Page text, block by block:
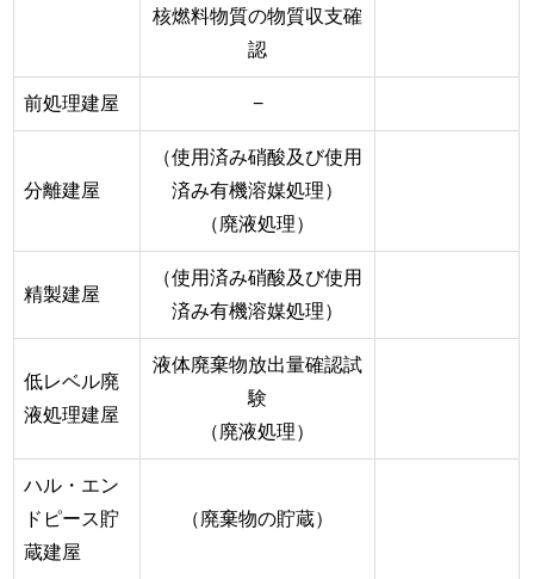
核燃料物質の物質収支確
認
前処理建屋 −
分離建屋
（使用済み硝酸及び使用
済み有機溶媒処理）
（廃液処理）
精製建屋
（使用済み硝酸及び使用
済み有機溶媒処理）
低レベル廃
液処理建屋
液体廃棄物放出量確認試
験
（廃液処理）
ハル・エン
ドピース貯
蔵建屋
（廃棄物の貯蔵）